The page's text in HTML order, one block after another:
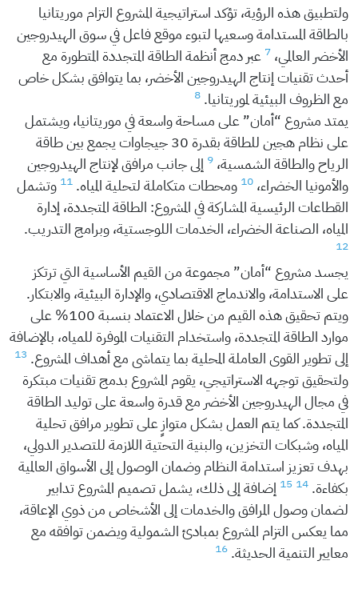
ولتطبيق هذه الرؤية، تؤكد استراتيجية المشروع التزام موريتانيا
بالطاقة المستدامة وسعيها لتبوء موقع فاعل في سوق الهيدروجين
الأخضر العالمي، 7 عبر دمج أنظمة الطاقة المتجددة المتطورة مع
أحدث تقنيات إنتاج الهيدروجين الأخضر، بما يتوافق بشكل خاص
مع الظروف البيئية لموريتانيا. 8
يمتد مشروع “أمان” على مساحة واسعة في موريتانيا، ويشتمل
على نظام هجين للطاقة بقدرة 30 جيجاوات يجمع بين طاقة
الرياح والطاقة الشمسية، 9 إلى جانب مرافق لإنتاج الهيدروجين
والأمونيا الخضراء، 10 ومحطات متكاملة لتحلية المياه. 11 وتشمل
القطاعات الرئيسية المشاركة في المشروع: الطاقة المتجددة، إدارة
المياه، الصناعة الخضراء، الخدمات اللوجستية، وبرامج التدريب.
12
يجسد مشروع “أمان” مجموعة من القيم الأساسية التي ترتكز
على الاستدامة، والاندماج الاقتصادي، والإدارة البيئية، والابتكار.
ويتم تحقيق هذه القيم من خلال الاعتماد بنسبة 100% على
موارد الطاقة المتجددة، واستخدام التقنيات الموفرة للمياه، بالإضافة
إلى تطوير القوى العاملة المحلية بما يتماشى مع أهداف المشروع. 13
ولتحقيق توجهه الاستراتيجي، يقوم المشروع بدمج تقنيات مبتكرة
في مجال الهيدروجين الأخضر مع قدرة واسعة على توليد الطاقة
المتجددة. كما يتم العمل بشكل متوازٍ على تطوير مرافق تحلية
المياه، وشبكات التخزين، والبنية التحتية اللازمة للتصدير الدولي،
بهدف تعزيز استدامة النظام وضمان الوصول إلى الأسواق العالمية
بكفاءة. 14
15 إضافة إلى ذلك، يشمل تصميم المشروع تدابير
لضمان وصول المرافق والخدمات إلى الأشخاص من ذوي الإعاقة،
مما يعكس التزام المشروع بمبادئ الشمولية ويضمن توافقه مع
معايير التنمية الحديثة. 16